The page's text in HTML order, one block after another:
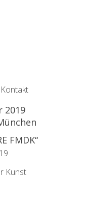
Kontakt
2019
FMDK“
Kunst